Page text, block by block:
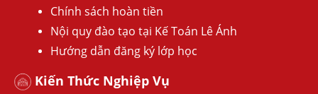
Chính sách hoàn tiền
Nội quy đào tạo tại Kế Toán Lê Ánh
Hướng dẫn đăng ký lớp học
Kiến Thức Nghiệp Vụ